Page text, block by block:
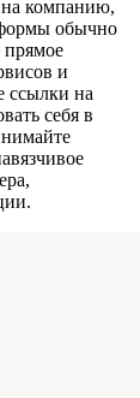
на компанию,
обычно
прямое
и
ссылки на
себя в